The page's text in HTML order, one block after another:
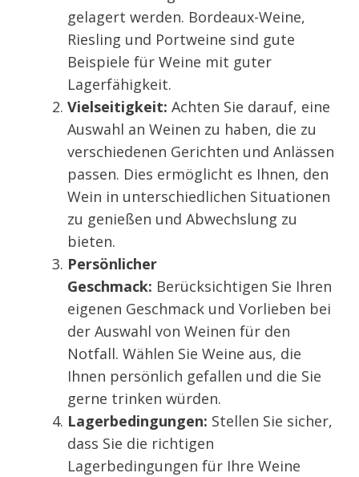
gelagert werden. Bordeaux-Weine,
Riesling und Portweine sind gute
Beispiele für Weine mit guter
Lagerfähigkeit.
Vielseitigkeit: Achten Sie darauf, eine
Auswahl an Weinen zu haben, die zu
verschiedenen Gerichten und Anlässen
passen. Dies ermöglicht es Ihnen, den
Wein in unterschiedlichen Situationen
zu genießen und Abwechslung zu
bieten.
Persönlicher
Geschmack: Berücksichtigen Sie Ihren
eigenen Geschmack und Vorlieben bei
der Auswahl von Weinen für den
Notfall. Wählen Sie Weine aus, die
Ihnen persönlich gefallen und die Sie
gerne trinken würden.
Lagerbedingungen: Stellen Sie sicher,
dass Sie die richtigen
Lagerbedingungen für Ihre Weine